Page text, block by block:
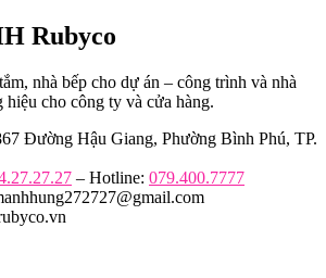
Rubyco
nhà bếp cho dự án – công trình và nhà
cho công ty và cửa hàng.
Đường Hậu Giang, Phường Bình Phú, TP.
– Hotline: 079.400.7777